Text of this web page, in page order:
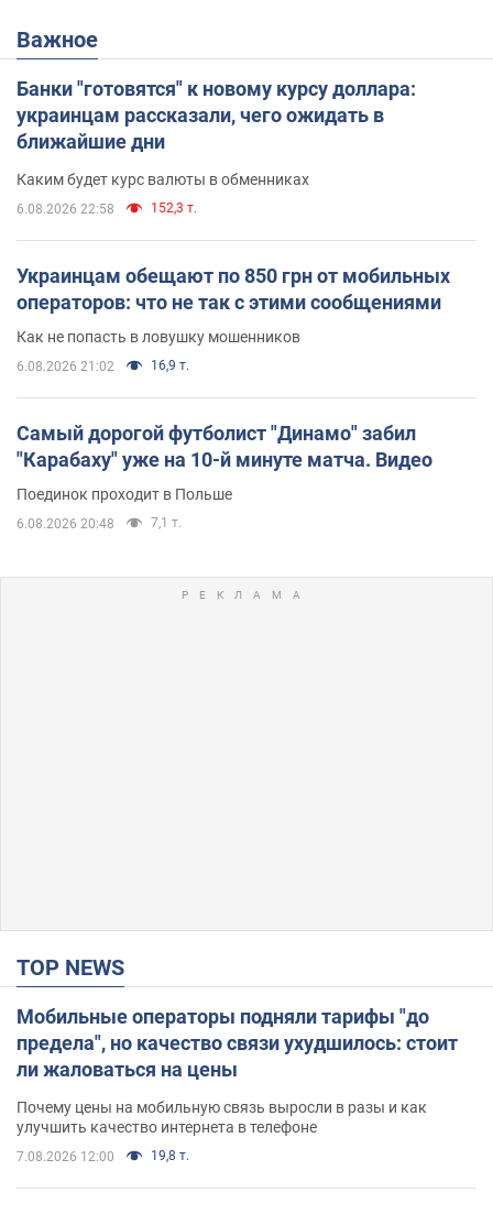
Важное
Банки "готовятся" к новому курсу доллара:
украинцам рассказали, чего ожидать в
ближайшие дни
Каким будет курс валюты в обменниках
6.08.2026 22:58 152,3 т.
Украинцам обещают по 850 грн от мобильных
операторов: что не так с этими сообщениями
Как не попасть в ловушку мошенников
6.08.2026 21:02 16,9 т.
Самый дорогой футболист "Динамо" забил
"Карабаху" уже на 10-й минуте матча. Видео
Поединок проходит в Польше
6.08.2026 20:48 7,1 т.
TOP NEWS
Мобильные операторы подняли тарифы "до
предела", но качество связи ухудшилось: стоит
ли жаловаться на цены
Почему цены на мобильную связь выросли в разы и как
улучшить качество интернета в телефоне
7.08.2026 12:00 19,8 т.